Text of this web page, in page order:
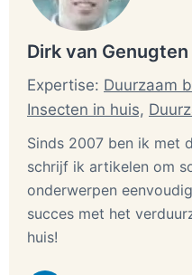
Dirk van Genugten
Expertise: Duurzaam
Insecten in huis,
Sinds 2007 ben ik met
schrijf ik artikelen om
onderwerpen
succes met het
huis!